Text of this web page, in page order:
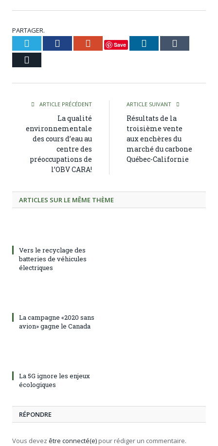
PARTAGER.
Twitter Facebook Google+
Save LinkedIn
ARTICLE PRÉCÉDENT
La qualité
environnementale
des cours d’eau au
centre des
préoccupations de
l’OBV CARA!
ARTICLE SUIVANT
Résultats de la
troisième vente
aux enchères du
marché du carbone
Québec-Californie
ARTICLES SUR LE MÊME THÈME
Vers le recyclage des
batteries de véhicules
électriques
La campagne «2020 sans
avion» gagne le Canada
La 5G ignore les enjeux
écologiques
RÉPONDRE
Vous devez être connecté(e) pour rédiger un commentaire.